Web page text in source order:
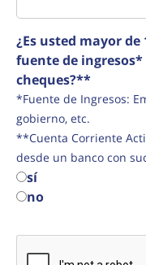
¿Es usted mayor
fuente de
cheques?**
*Fuente de Ingresos: Empleo, pensión, beneficios del
gobierno, etc.
**Cuenta Corriente
desde un banco con
sí
no